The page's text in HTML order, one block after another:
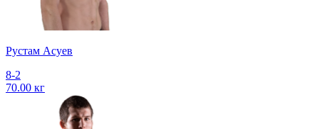
Рустам Асуев
8-2
70.00 кг